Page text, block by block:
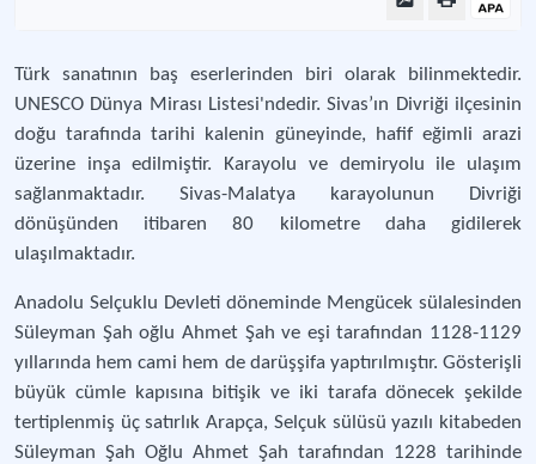
Türk sanatının baş eserlerinden biri olarak bilinmektedir.
UNESCO Dünya Mirası Listesi'ndedir. Sivas’ın Divriği ilçesinin
doğu tarafında tarihi kalenin güneyinde, hafif eğimli arazi
üzerine inşa edilmiştir. Karayolu ve demiryolu ile ulaşım
sağlanmaktadır. Sivas-Malatya karayolunun Divriği
dönüşünden itibaren 80 kilometre daha gidilerek
ulaşılmaktadır.
Anadolu Selçuklu Devleti döneminde Mengücek sülalesinden
Süleyman Şah oğlu Ahmet Şah ve eşi tarafından 1128-1129
yıllarında hem cami hem de darüşşifa yaptırılmıştır. Gösterişli
büyük cümle kapısına bitişik ve iki tarafa dönecek şekilde
tertiplenmiş üç satırlık Arapça, Selçuk sülüsü yazılı kitabeden
Süleyman Şah Oğlu Ahmet Şah tarafından 1228 tarihinde